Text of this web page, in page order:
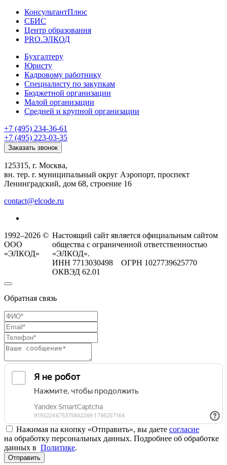
КонсультантПлюс
СБИС
Центр образования
PRO.ЭЛКОД
Бухгалтеру
Юристу
Кадровому работнику
Специалисту по закупкам
Бюджетной организации
Малой организации
Средней и крупной организации
+7 (495) 234-36-61
+7 (495) 223-03-35
Заказать звонок
125315, г. Москва,
вн. тер. г. муниципальный округ Аэропорт, проспект
Ленинградский, дом 68, строение 16
contact@elcode.ru
1992–2026 ©
ООО
«ЭЛКОД»
Настоящий сайт является официальным сайтом
общества с ограниченной ответственностью
«ЭЛКОД».
ИНН 7713030498 ОГРН 1027739625770
ОКВЭД 62.01
Обратная связь
Нажимая на кнопку «Отправить», вы даете согласие
на обработку персональных данных. Подробнее об обработке
данных в Политике.
Отправить